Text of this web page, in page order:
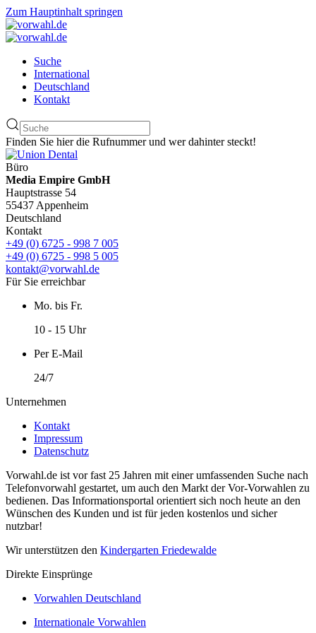
Zum Hauptinhalt springen
Suche
International
Deutschland
Kontakt
Finden Sie hier die Rufnummer und wer dahinter steckt!
Büro
Media Empire GmbH
Hauptstrasse 54
55437 Appenheim
Deutschland
Kontakt
+49 (0) 6725 - 998 7 005
+49 (0) 6725 - 998 5 005
kontakt@vorwahl.de
Für Sie erreichbar
Mo. bis Fr.
10 - 15 Uhr
Per E-Mail
24/7
Unternehmen
Kontakt
Impressum
Datenschutz
Vorwahl.de ist vor fast 25 Jahren mit einer umfassenden Suche nach
Telefonvorwahl gestartet, um auch den Markt der Vor-Vorwahlen zu
bedienen. Das Informationsportal orientiert sich noch heute an den
Wünschen des Kunden und ist für jeden kostenlos und sicher
nutzbar!
Wir unterstützen den Kindergarten Friedewalde
Direkte Einsprünge
Vorwahlen Deutschland
Internationale Vorwahlen